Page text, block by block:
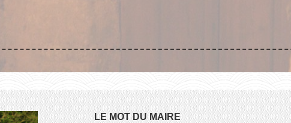
LE MOT DU MAIRE